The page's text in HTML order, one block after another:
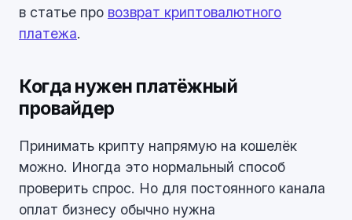
в статье про возврат криптовалютного
платежа.
Когда нужен платёжный
провайдер
Принимать крипту напрямую на кошелёк
можно. Иногда это нормальный способ
проверить спрос. Но для постоянного канала
оплат бизнесу обычно нужна